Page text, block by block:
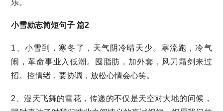
乐。
小雪励志简短句子 篇2
1、小雪到，寒冬了，天气阴冷晴天少。寒流跑，冷气
闹，革命事业入低潮。囤脂肪，加外套，风刀霜剑来过
招。控情绪，要协调，放松心情会心笑。
2、漫天飞舞的雪花，传递的不仅是天空对大地的问候，